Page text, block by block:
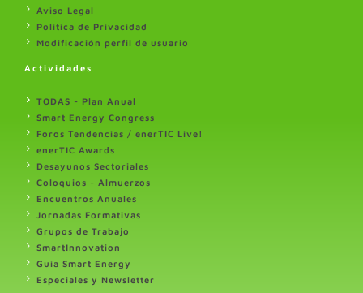
Aviso Legal
Politica de Privacidad
Modificación perfil de usuario
Actividades
TODAS - Plan Anual
Smart Energy Congress
Foros Tendencias / enerTIC Live!
enerTIC Awards
Desayunos Sectoriales
Coloquios - Almuerzos
Encuentros Anuales
Jornadas Formativas
Grupos de Trabajo
SmartInnovation
Guia Smart Energy
Especiales y Newsletter